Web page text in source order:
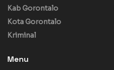
Kab Gorontalo
Kota Gorontalo
Kriminal
Menu